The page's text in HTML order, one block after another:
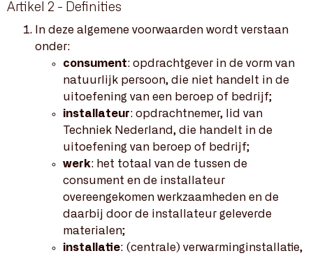
Artikel 2 - Definities
In deze algemene voorwaarden wordt verstaan
onder:
consument: opdrachtgever in de vorm van
natuurlijk persoon, die niet handelt in de
uitoefening van een beroep of bedrijf;
installateur: opdrachtnemer, lid van
Techniek Nederland, die handelt in de
uitoefening van beroep of bedrijf;
werk: het totaal van de tussen de
consument en de installateur
overeengekomen werkzaamheden en de
daarbij door de installateur geleverde
materialen;
installatie: (centrale) verwarminginstallatie,